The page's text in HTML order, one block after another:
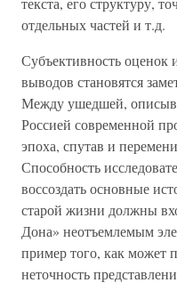
отдельных частей и т.д.
Субъективность оценок
выводов становятся
Между ушедшей,
Россией современной
эпоха, спутав и
Способность
воссоздать основные
старой жизни должны
Дона» неотъемлемым
пример того, как может
неточность